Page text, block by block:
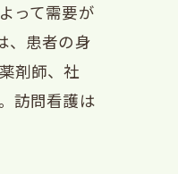
って需要が
、患者の身
剤師、社
訪問看護は